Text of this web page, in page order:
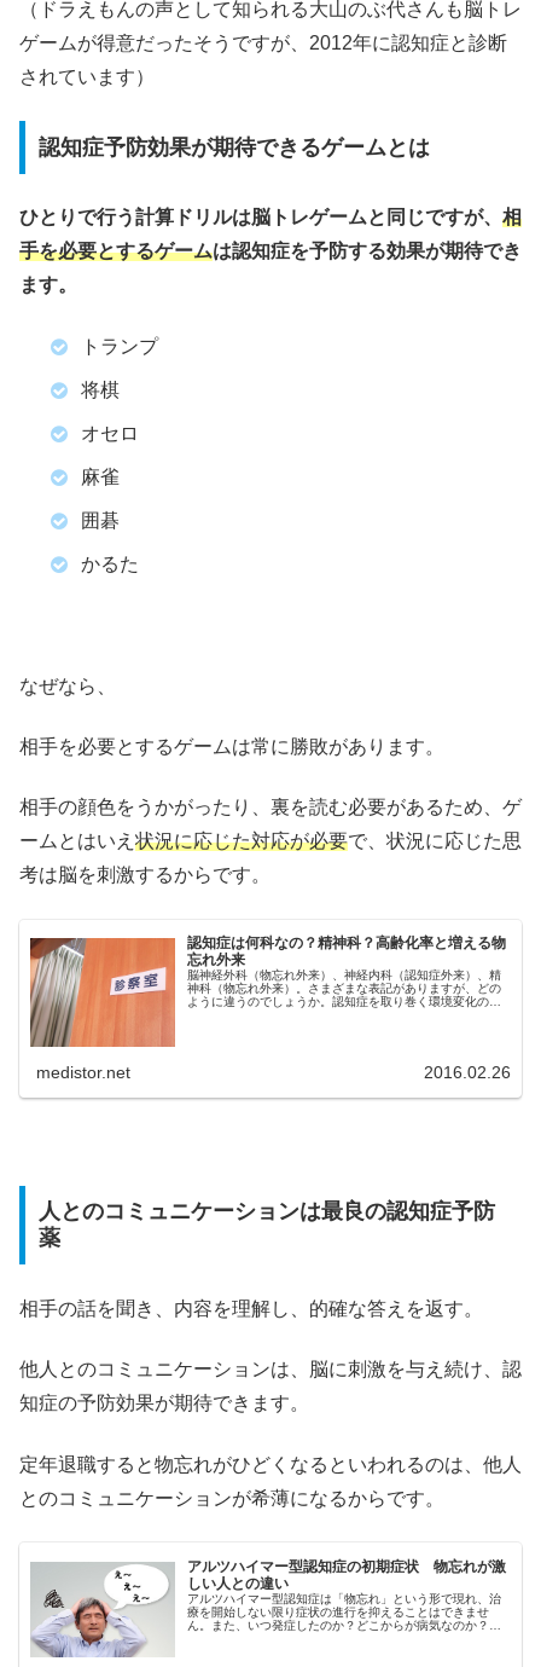
（ドラえもんの声として知られる大山のぶ代さんも脳トレ
ゲームが得意だったそうですが、2012年に認知症と診断
されています）
認知症予防効果が期待できるゲームとは
ひとりで行う計算ドリルは脳トレゲームと同じですが、 相
手を必要とするゲームは認知症を予防する効果が期待でき
ます。
トランプ
将棋
オセロ
麻雀
囲碁
かるた
なぜなら、
相手を必要とするゲームは常に勝敗があります。
相手の顔色をうかがったり、裏を読む必要があるため、ゲ
ームとはいえ 状況に応じた対応が必要で、状況に応じた思
考は脳を刺激するからです。
認知症は何科なの？精神科？高齢化率と増える物
忘れ外来
脳神経外科（物忘れ外来）、神経内科（認知症外来）、精
神科（物忘れ外来）。さまざまな表記がありますが、どの
ように違うのでしょうか。認知症を取り巻く環境変化の話
medistor.net 2016.02.26
人とのコミュニケーションは最良の認知症予防
薬
相手の話を聞き、内容を理解し、的確な答えを返す。
他人とのコミュニケーションは、脳に刺激を与え続け、認
知症の予防効果が期待できます。
定年退職すると物忘れがひどくなるといわれるのは、他人
とのコミュニケーションが希薄になるからです。
アルツハイマー型認知症の初期症状 物忘れが激
しい人との違い
アルツハイマー型認知症は「物忘れ」という形で現れ、治
療を開始しない限り症状の進行を抑えることはできませ
ん。また、いつ発症したのか？どこからが病気なのか？判